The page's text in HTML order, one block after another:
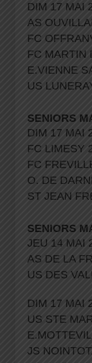
DIM 17 MAI
AS
FC
FC MARTIN
E.VIENNE
US
SENIORS
DIM 17 MAI
FC LIMESY
FC
O. DE
ST JEAN
SENIORS
JEU 14 MAI
AS DE LA
US DES
DIM 17 MAI
US STE
JS